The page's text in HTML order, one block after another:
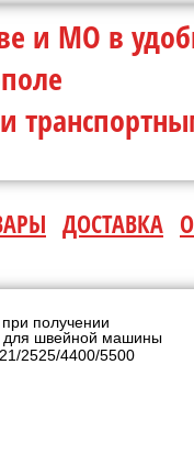
и МО в
ДОСТАВКА